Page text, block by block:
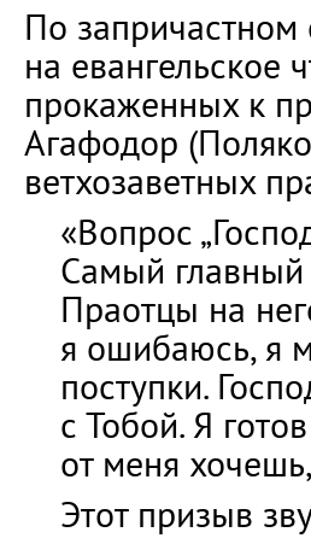
По
на евангельское
прокаженных к
Агафодор
ветхозаветных
«Вопрос
Самый
Праотцы на
я ошибаюсь, я
поступки.
с Тобой. Я
от меня
Этот призыв